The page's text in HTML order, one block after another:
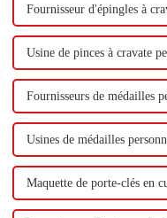
Fournisseur d'épingles à
Usine de pinces à cravate
Fournisseurs de médailles
Usines de médailles
Maquette de porte-clés en